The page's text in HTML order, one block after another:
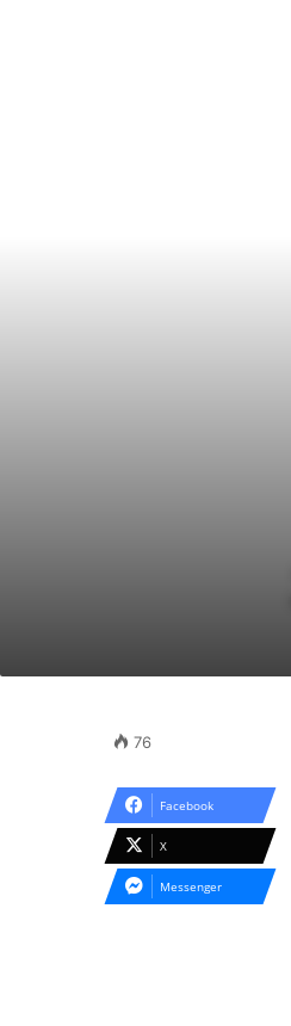
76
Facebook
X
Messenger